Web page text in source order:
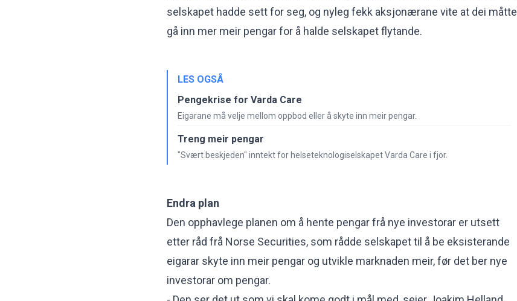
selskapet hadde sett for seg, og nyleg fekk aksjonærane vite at dei måtte
gå inn mer meir pengar for å halde selskapet flytande.
LES OGSÅ
Pengekrise for Varda Care
Eigarane må velje mellom oppbod eller å skyte inn meir pengar.
Treng meir pengar
"Svært beskjeden" inntekt for helseteknologiselskapet Varda Care i fjor.
Endra plan
Den opphavlege planen om å hente pengar frå nye investorar er utsett
etter råd frå Norse Securities, som rådde selskapet til å be eksisterande
eigarar skyte inn meir pengar og utvikle marknaden meir, før det ber nye
investorar om pengar.